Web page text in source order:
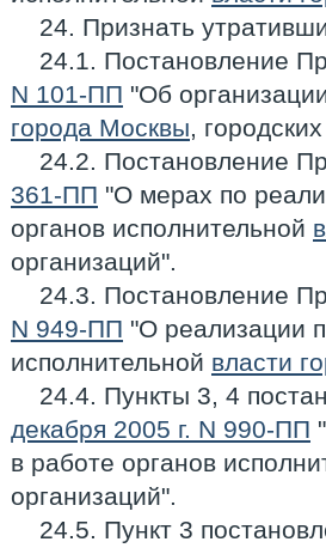
24. Признать
24.1. Постановление
N 101-ПП "Об
города Москвы,
24.2. Постановление
361-ПП "О мерах по
органов исполнительной
организаций".
24.3. Постановление
N 949-ПП "О реализации
исполнительной власти
24.4. Пункты 3, 4
декабря 2005 г. N 990-ПП
в работе органов
организаций".
24.5. Пункт 3